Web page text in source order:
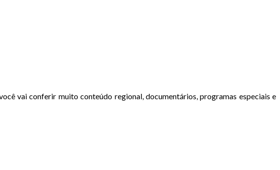
vai conferir muito conteúdo regional, documentários, programas especiais e